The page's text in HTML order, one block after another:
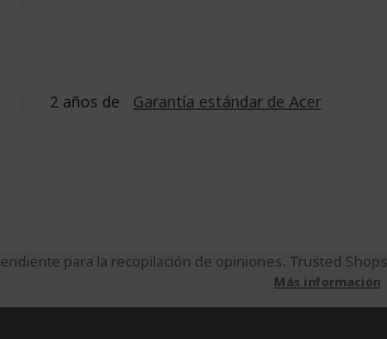
2 años de Garantía estándar de Acer
para la recopilación de opiniones. Trusted
Más información